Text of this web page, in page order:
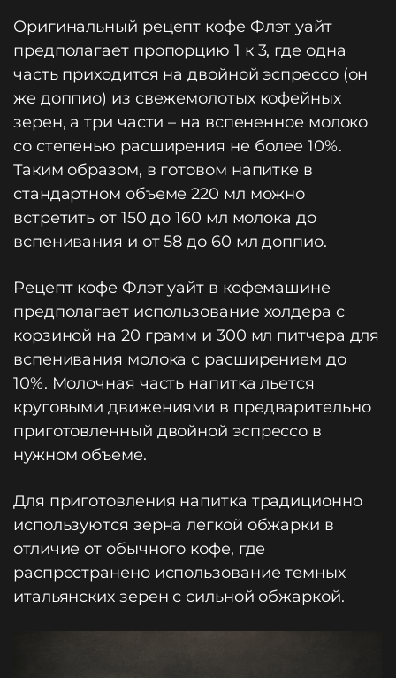
Оригинальный рецепт кофе Флэт уайт
предполагает пропорцию 1 к 3, где одна
часть приходится на двойной эспрессо (он
же доппио) из свежемолотых кофейных
зерен, а три части – на вспененное молоко
со степенью расширения не более 10%.
Таким образом, в готовом напитке в
стандартном объеме 220 мл можно
встретить от 150 до 160 мл молока до
вспенивания и от 58 до 60 мл доппио.
Рецепт кофе Флэт уайт в кофемашине
предполагает использование холдера с
корзиной на 20 грамм и 300 мл питчера для
вспенивания молока с расширением до
10%. Молочная часть напитка льется
круговыми движениями в предварительно
приготовленный двойной эспрессо в
нужном объеме.
Для приготовления напитка традиционно
используются зерна легкой обжарки в
отличие от обычного кофе, где
распространено использование темных
итальянских зерен с сильной обжаркой.